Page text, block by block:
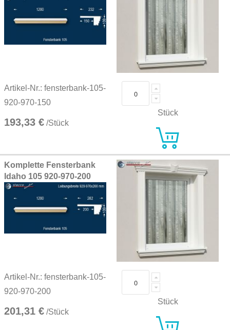
Artikel-Nr.: fensterbank-105-
920-970-150
193,33 € /Stück
Stück
Komplette Fensterbank
Idaho 105 920-970-200
Artikel-Nr.: fensterbank-105-
920-970-200
201,31 € /Stück
Stück